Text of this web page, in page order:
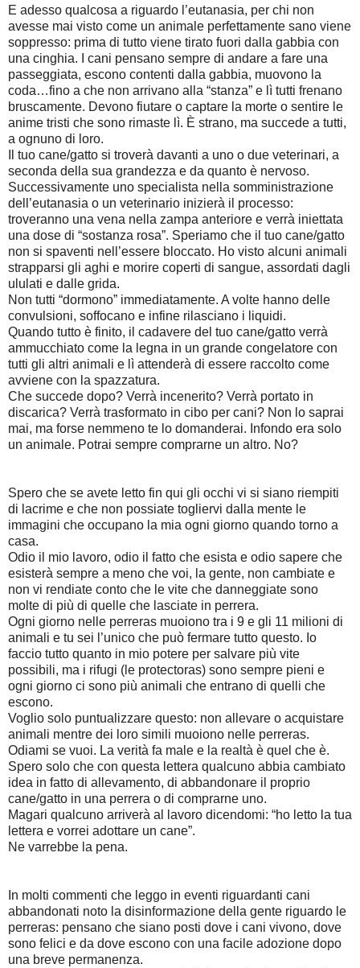
E adesso qualcosa a riguardo l’eutanasia, per chi non
avesse mai visto come un animale perfettamente sano viene
soppresso: prima di tutto viene tirato fuori dalla gabbia con
una cinghia. I cani pensano sempre di andare a fare una
passeggiata, escono contenti dalla gabbia, muovono la
coda…fino a che non arrivano alla “stanza” e lì tutti frenano
bruscamente. Devono fiutare o captare la morte o sentire le
anime tristi che sono rimaste lì. È strano, ma succede a tutti,
a ognuno di loro.
Il tuo cane/gatto si troverà davanti a uno o due veterinari, a
seconda della sua grandezza e da quanto è nervoso.
Successivamente uno specialista nella somministrazione
dell’eutanasia o un veterinario inizierà il processo:
troveranno una vena nella zampa anteriore e verrà iniettata
una dose di “sostanza rosa”. Speriamo che il tuo cane/gatto
non si spaventi nell’essere bloccato. Ho visto alcuni animali
strapparsi gli aghi e morire coperti di sangue, assordati dagli
ululati e dalle grida.
Non tutti “dormono” immediatamente. A volte hanno delle
convulsioni, soffocano e infine rilasciano i liquidi.
Quando tutto è finito, il cadavere del tuo cane/gatto verrà
ammucchiato come la legna in un grande congelatore con
tutti gli altri animali e lì attenderà di essere raccolto come
avviene con la spazzatura.
Che succede dopo? Verrà incenerito? Verrà portato in
discarica? Verrà trasformato in cibo per cani? Non lo saprai
mai, ma forse nemmeno te lo domanderai. Infondo era solo
un animale. Potrai sempre comprarne un altro. No?
Spero che se avete letto fin qui gli occhi vi si siano riempiti
di lacrime e che non possiate togliervi dalla mente le
immagini che occupano la mia ogni giorno quando torno a
casa.
Odio il mio lavoro, odio il fatto che esista e odio sapere che
esisterà sempre a meno che voi, la gente, non cambiate e
non vi rendiate conto che le vite che danneggiate sono
molte di più di quelle che lasciate in perrera.
Ogni giorno nelle perreras muoiono tra i 9 e gli 11 milioni di
animali e tu sei l’unico che può fermare tutto questo. Io
faccio tutto quanto in mio potere per salvare più vite
possibili, ma i rifugi (le protectoras) sono sempre pieni e
ogni giorno ci sono più animali che entrano di quelli che
escono.
Voglio solo puntualizzare questo: non allevare o acquistare
animali mentre dei loro simili muoiono nelle perreras.
Odiami se vuoi. La verità fa male e la realtà è quel che è.
Spero solo che con questa lettera qualcuno abbia cambiato
idea in fatto di allevamento, di abbandonare il proprio
cane/gatto in una perrera o di comprarne uno.
Magari qualcuno arriverà al lavoro dicendomi: “ho letto la tua
lettera e vorrei adottare un cane”.
Ne varrebbe la pena.
In molti commenti che leggo in eventi riguardanti cani
abbandonati noto la disinformazione della gente riguardo le
perreras: pensano che siano posti dove i cani vivono, dove
sono felici e da dove escono con una facile adozione dopo
una breve permanenza.